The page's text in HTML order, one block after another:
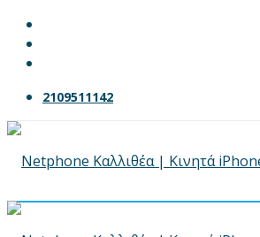
2109511142